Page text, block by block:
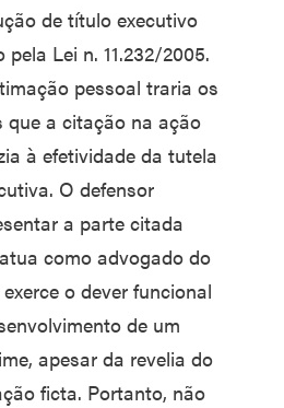
de título executivo
Lei n. 11.232/2005.
pessoal traria os
que a citação na ação
à efetividade da tutela
O defensor
a parte citada
como advogado do
o dever funcional
de um
apesar da revelia do
ficta. Portanto, não